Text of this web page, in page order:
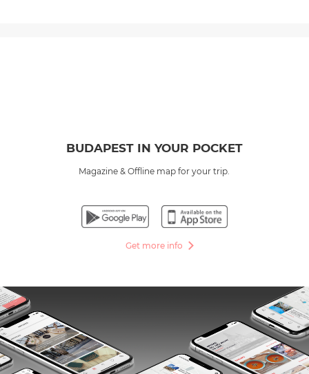
BUDAPEST IN YOUR POCKET
Magazine & Offline map for your trip.
Get more info